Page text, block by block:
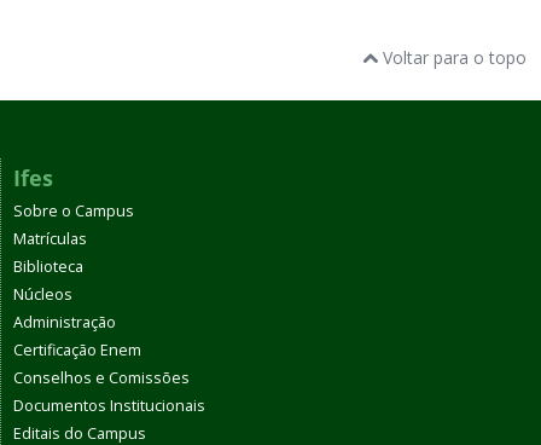
Voltar para o topo
Ifes
Sobre o Campus
Matrículas
Biblioteca
Núcleos
Administração
Certificação Enem
Conselhos e Comissões
Documentos Institucionais
Editais do Campus